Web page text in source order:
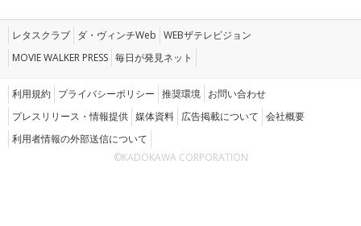
レタスクラブ ダ・ヴィンチWeb WEBザテレビジョン
MOVIE WALKER PRESS 毎日が発見ネット
利用規約 プライバシーポリシー 推奨環境 お問い合わせ
プレスリリース・情報提供 媒体資料 広告掲載について 会社概要
利用者情報の外部送信について
©KADOKAWA CORPORATION